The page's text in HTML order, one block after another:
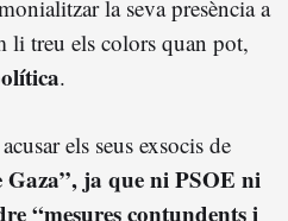
la seva presència a
li treu els colors quan pot,
.
els seus exsocis de
Gaza”, ja que ni PSOE ni
“mesures contundents i